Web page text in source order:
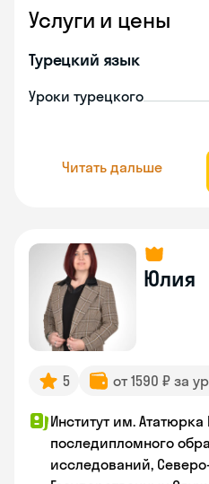
Услуги и цены
Турецкий язык
Уроки турецкого
Читать дальше
Юлия
5 от 1590 ₽ за
Институт им. Ататюрка
последипломного
исследований,